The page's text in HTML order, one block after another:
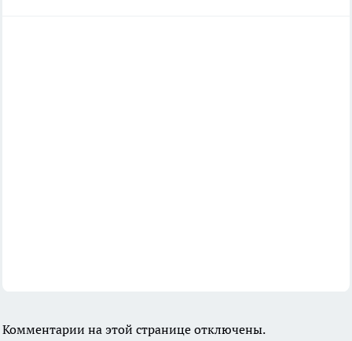
Комментарии на этой странице отключены.